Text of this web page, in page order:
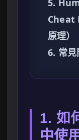
5.
Cheat
原理）
6. 常見
1. 如
中使